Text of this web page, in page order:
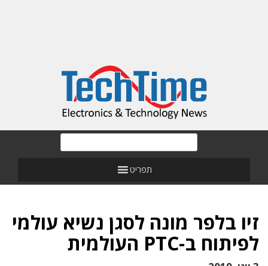
תפריט
זיו בלפר מונה לסגן נשיא עולמי
לפיתוח ב-PTC העולמית